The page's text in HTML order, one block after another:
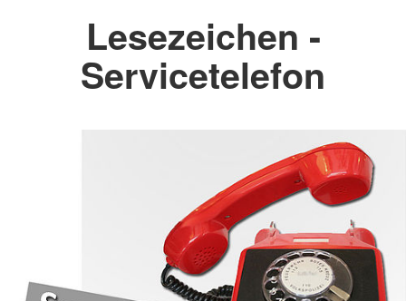
Lesezeichen -
Servicetelefon